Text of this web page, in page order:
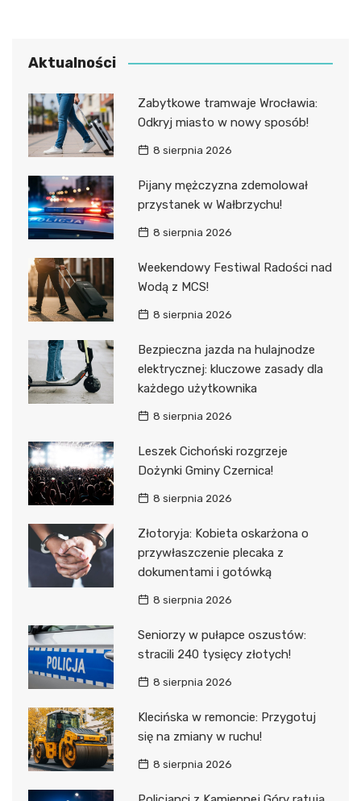
Aktualności
Zabytkowe tramwaje Wrocławia:
Odkryj miasto w nowy sposób!
8 sierpnia 2026
Pijany mężczyzna zdemolował
przystanek w Wałbrzychu!
8 sierpnia 2026
Weekendowy Festiwal Radości nad
Wodą z MCS!
8 sierpnia 2026
Bezpieczna jazda na hulajnodze
elektrycznej: kluczowe zasady dla
każdego użytkownika
8 sierpnia 2026
Leszek Cichoński rozgrzeje
Dożynki Gminy Czernica!
8 sierpnia 2026
Złotoryja: Kobieta oskarżona o
przywłaszczenie plecaka z
dokumentami i gotówką
8 sierpnia 2026
Seniorzy w pułapce oszustów:
stracili 240 tysięcy złotych!
8 sierpnia 2026
Klecińska w remoncie: Przygotuj
się na zmiany w ruchu!
8 sierpnia 2026